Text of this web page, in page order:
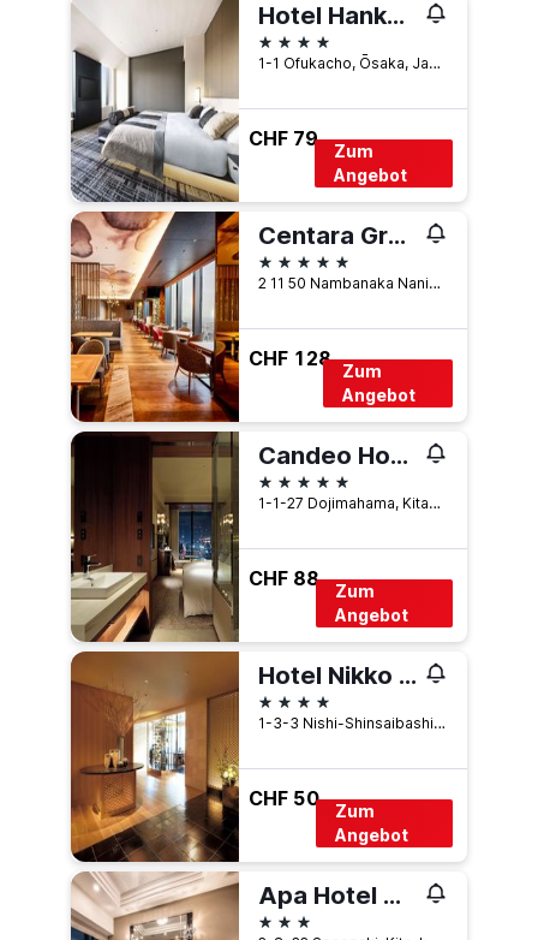
Hotel Hankyu Respire Osaka
4 Sterne
1-1 Ofukacho, Ōsaka, Japan
CHF 79
Zum
Angebot
Centara Grand Hotel Osaka
5 Sterne
2 11 50 Nambanaka Naniwa Ku, Ōsaka, Japan
CHF 128
Zum
Angebot
Candeo Hotels Osaka The Tower
5 Sterne
1-1-27 Dojimahama, Kita-ku, Ōsaka, Japan
CHF 88
Zum
Angebot
Hotel Nikko Osaka
4 Sterne
1-3-3 Nishi-Shinsaibashi, Ōsaka, Japan
CHF 50
Zum
Angebot
Apa Hotel & Resort Osaka Umeda Eki Tower
3 Sterne